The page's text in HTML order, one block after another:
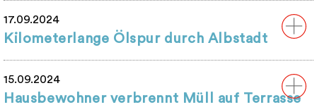
17.09.2024
Kilometerlange Ölspur durch Albstadt
15.09.2024
Hausbewohner verbrennt Müll auf Terrasse